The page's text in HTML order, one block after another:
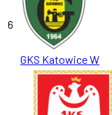
6
GKS Katowice W